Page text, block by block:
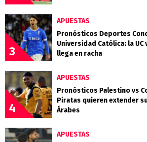
3
APUESTAS
Pronósticos Deportes
Universidad Católica: la
llega en racha
4
APUESTAS
Pronósticos Palestino vs
Piratas quieren extender
Árabes
APUESTAS